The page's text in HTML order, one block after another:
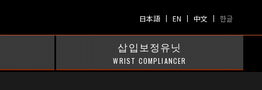
日本語 EN 中文 한글
삽입보정유닛
WRIST COMPLIANCER